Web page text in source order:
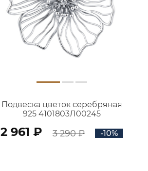
Подвеска цветок серебряная
925 4101803Л00245
2 961 ₽ 3 290 ₽ -10%